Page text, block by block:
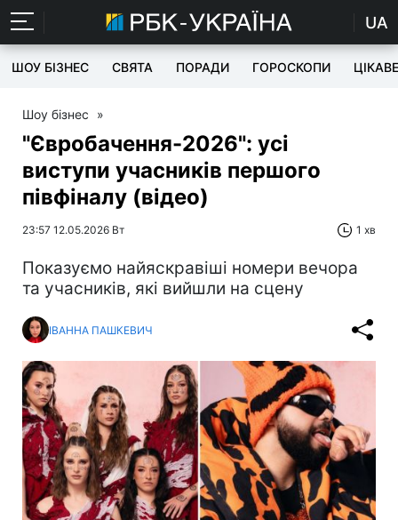
UA
ШОУ БІЗНЕС СВЯТА ПОРАДИ ГОРОСКОПИ ЦІКАВЕ
Шоу бізнес »
"Євробачення-2026": усі
виступи учасників першого
півфіналу (відео)
23:57 12.05.2026 Вт 1 хв
Показуємо найяскравіші номери вечора
та учасників, які вийшли на сцену
ІВАННА ПАШКЕВИЧ